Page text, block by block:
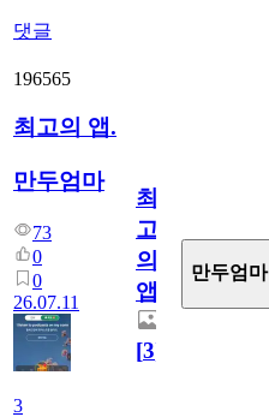
댓글
196565
최고의 앱.
만두엄마
73
0
0
26.07.11
3
최
고
의
앱.
[3]
만두엄마